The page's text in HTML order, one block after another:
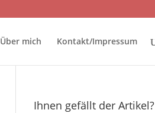
Über mich Kontakt/Impressum
Ihnen gefällt der Artikel?